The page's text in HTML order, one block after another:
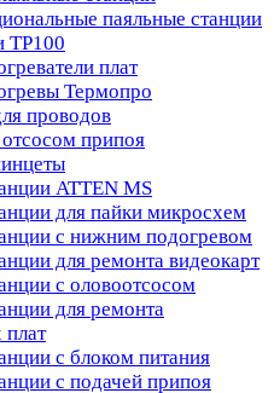
паяльные станции
TP100
плат
Термопро
проводов
припоя
ATTEN MS
для пайки микросхем
с нижним подогревом
для ремонта видеокарт
с оловоотсосом
для ремонта
плат
с блоком питания
с подачей припоя